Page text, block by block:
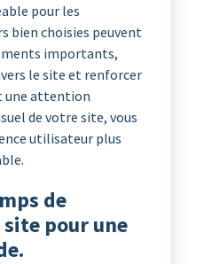
pour les
bien choisies peuvent
importants,
le site et renforcer
une attention
de votre site, vous
utilisateur plus
de
pour une